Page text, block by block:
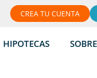
CREA TU CUENTA
HIPOTECAS